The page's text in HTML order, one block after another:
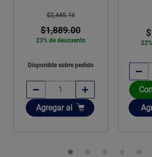
$2,445.16
$1,889.00
23% de descuento
Disponible sobre pedido
Añadir
Agregar al